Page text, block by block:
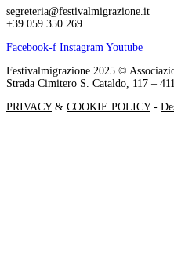
segreteria@festivalmigrazione.it
+39 059 350 269
Facebook-f Instagram Youtube
Festivalmigrazione 2025 ©
Strada Cimitero S. Cataldo, 117 –
PRIVACY& COOKIE POLICY-